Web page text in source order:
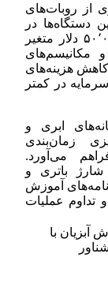
از روبات‌های
دستگاه‌ها در
کلاس‌های کوچک معمولاً از ۱۰٬۰۰۰ تا ۵۰٬۰۰۰ دلار متغیر
مکانیسم‌های
کاهش هزینه‌های
در کمتر
ابری و
زمان‌بندی
می‌آورد.
شارژ باتری و
آموزش
عملیات